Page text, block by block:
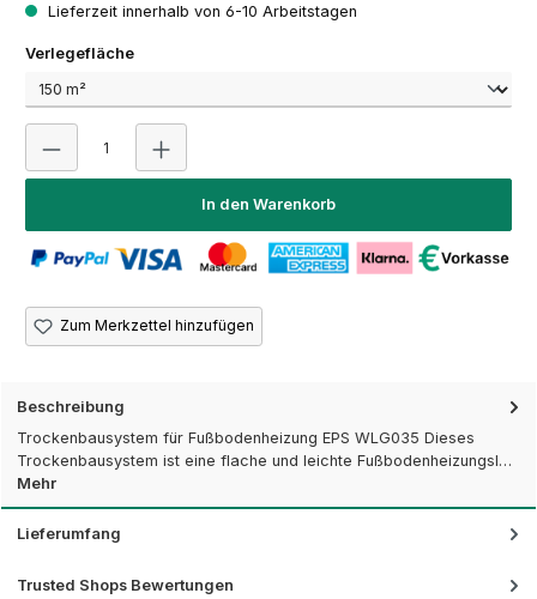
Lieferzeit innerhalb von 6-10 Arbeitstagen
Verlegeflächeauswählen
In den Warenkorb
Zum Merkzettel hinzufügen
Beschreibung
Trockenbausystem für Fußbodenheizung EPS WLG035 Dieses
Trockenbausystem ist eine flache und leichte Fußbodenheizungsl…
Mehr
Lieferumfang
Trusted Shops Bewertungen